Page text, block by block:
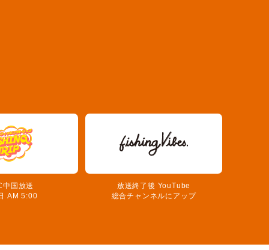
中国放送
AM 5:00
放送終了後 YouTube
総合チャンネルにアップ